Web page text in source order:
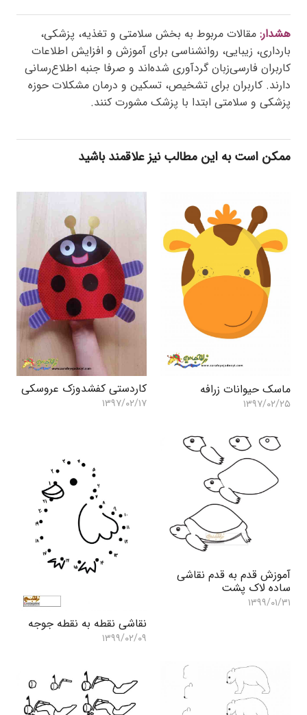
هشدار: مقالات مربوط به بخش سلامتی و تغذیه، پزشکی،
بارداری، زیبایی، روانشناسی برای آموزش و افزایش اطلاعات
کاربران فارسی‌زبان گردآوری شده‌اند و صرفا جنبه اطلاع‌رسانی
دارند. کاربران برای تشخیص، تسکین و درمان مشکلات حوزه
پزشکی و سلامتی ابتدا با پزشک مشورت کنند.
ممکن است به این مطالب نیز علاقمند باشید
ماسک حیوانات زرافه
۱۳۹۷/۰۲/۲۵
کاردستی کفشدوزک عروسکی
۱۳۹۷/۰۲/۱۷
آموزش قدم به قدم نقاشی
ساده لاک پشت
۱۳۹۹/۰۱/۳۱
نقاشی نقطه به نقطه جوجه
۱۳۹۹/۰۲/۰۹